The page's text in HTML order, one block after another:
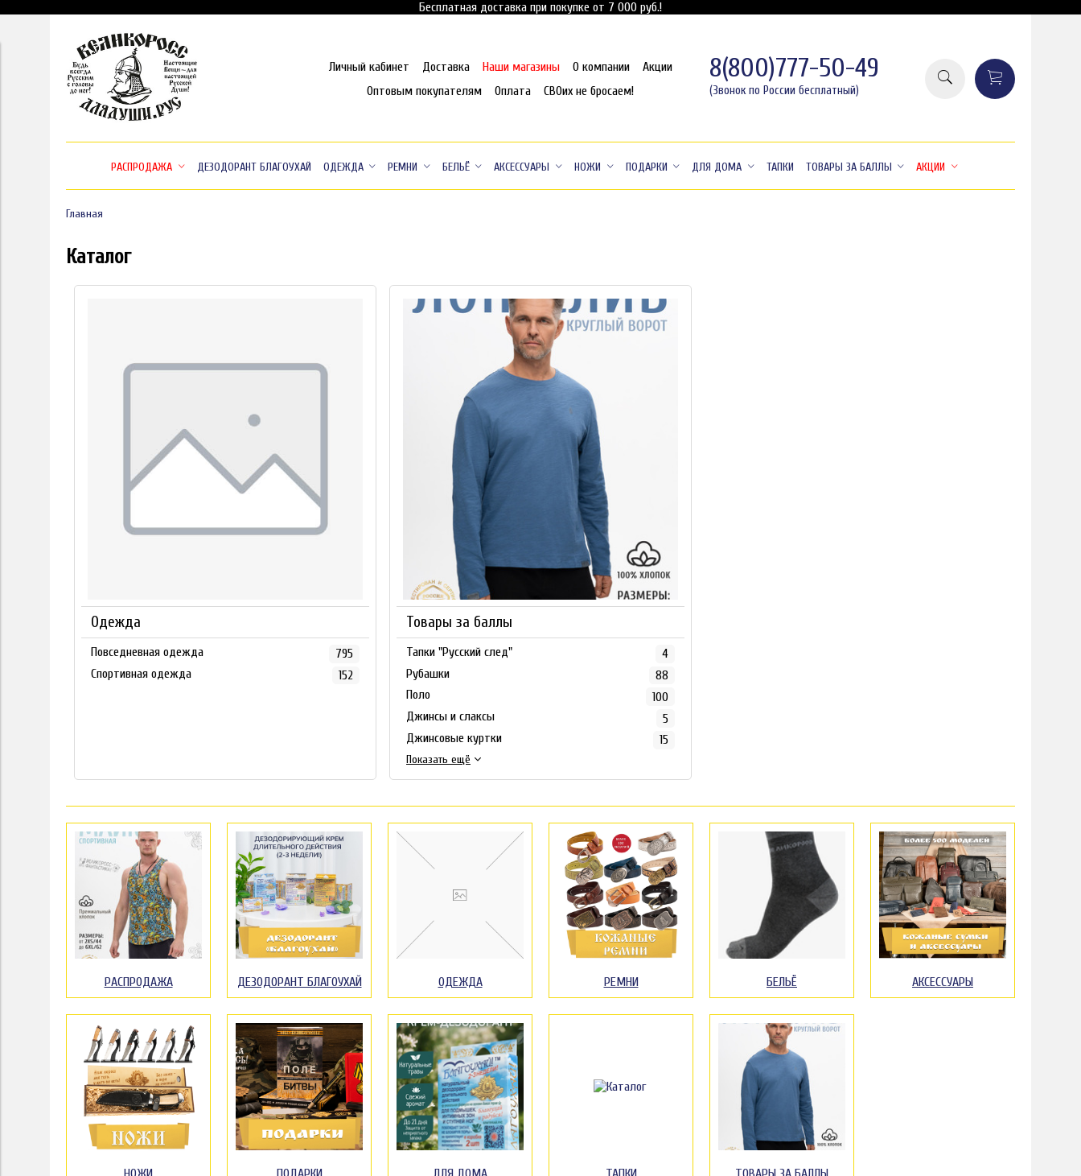
Бесплатная доставка при покупке от 7 000 руб.!
Личный кабинет Доставка Наши магазины О компании
Акции
Оптовым покупателям
Оплата СВОих не бросаем!
8(800)777-50-49
(Звонок по России бесплатный)
РАСПРОДАЖА ДЕЗОДОРАНТ БЛАГОУХАЙ ОДЕЖДА РЕМНИ БЕЛЬЁ АКСЕССУАРЫ НОЖИ ПОДАРКИ ДЛЯ ДОМА ТАПКИ ТОВАРЫ ЗА БАЛЛЫ АКЦИИ
Главная
Каталог
Одежда
Повседневная одежда
795
Спортивная одежда
152
Товары за баллы
Тапки "Русский след"
4
Рубашки
88
Поло
100
Джинсы и слаксы
5
Джинсовые куртки
15
Показать ещё
РАСПРОДАЖА ДЕЗОДОРАНТ БЛАГОУХАЙ ОДЕЖДА РЕМНИ БЕЛЬЁ АКСЕССУАРЫ